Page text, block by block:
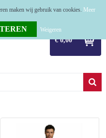
€ 0,00
maken wij gebruik van cookies. Meer
Weigeren